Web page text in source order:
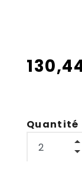
Quantité